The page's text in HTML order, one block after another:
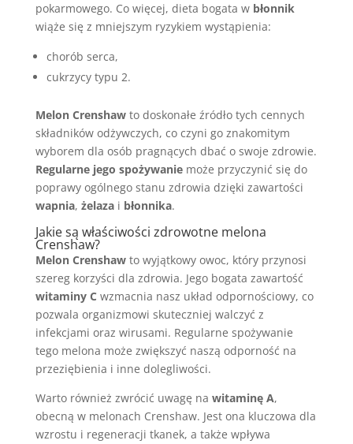
pokarmowego. Co więcej, dieta bogata w błonnik
wiąże się z mniejszym ryzykiem wystąpienia:
chorób serca,
cukrzycy typu 2.
Melon Crenshawto doskonałe źródło tych cennych
składników odżywczych, co czyni go znakomitym
wyborem dla osób pragnących dbać o swoje zdrowie.
Regularne jego spożywaniemoże przyczynić się do
poprawy ogólnego stanu zdrowia dzięki zawartości
wapnia, żelazai błonnika.
Jakie są właściwości zdrowotne melona
Crenshaw?
Melon Crenshawto wyjątkowy owoc, który przynosi
szereg korzyści dla zdrowia. Jego bogata zawartość
witaminy C wzmacnia nasz układ odpornościowy, co
pozwala organizmowi skuteczniej walczyć z
infekcjami oraz wirusami. Regularne spożywanie
tego melona może zwiększyć naszą odporność na
przeziębienia i inne dolegliwości.
Warto również zwrócić uwagę na witaminę A,
obecną w melonach Crenshaw. Jest ona kluczowa dla
wzrostu i regeneracji tkanek, a także wpływa